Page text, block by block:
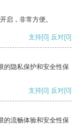
启，非常方便。
支持[0] 反对[0]
的隐私保护和安全性保
支持[0] 反对[0]
的流畅体验和安全性保